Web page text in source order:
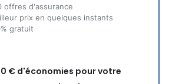
offres d'assurance
prix en quelques instants
gratuit
€ d'économies pour votre